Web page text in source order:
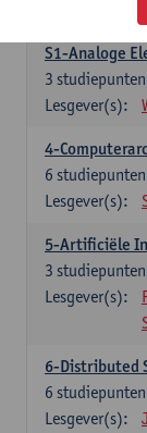
S1-Analoge
3 studiepunten
Lesgever(s):
4-
6 studiepunten
Lesgever(s):
5-Artificiële
3 studiepunten
Lesgever(s):
6-Distributed
6 studiepunten
Lesgever(s):